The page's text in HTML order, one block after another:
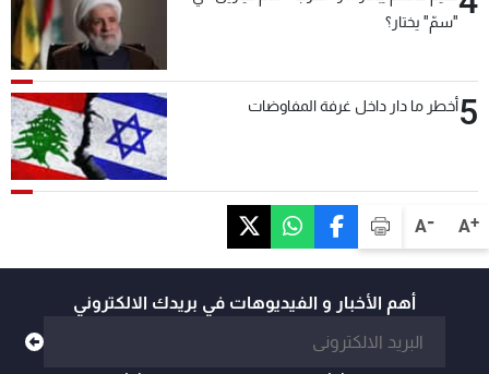
A+
A-
"سمّ" يختار؟
5أخطر ما دار داخل غرفة المفاوضات
أهم الأخبار و الفيديوهات في بريدك الالكتروني